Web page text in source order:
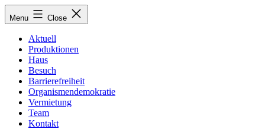
Skip
toMenu Close
Aktuell
Produktionen
Haus
Besuch
Barrierefreiheit
Organismendemokratie
Vermietung
Team
Kontakt